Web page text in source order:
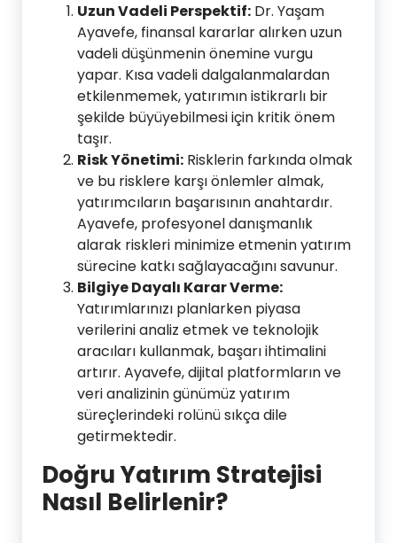
Uzun Vadeli Perspektif: Dr. Yaşam
Ayavefe, finansal kararlar alırken uzun
vadeli düşünmenin önemine vurgu
yapar. Kısa vadeli dalgalanmalardan
etkilenmemek, yatırımın istikrarlı bir
şekilde büyüyebilmesi için kritik önem
taşır.
Risk Yönetimi: Risklerin farkında olmak
ve bu risklere karşı önlemler almak,
yatırımcıların başarısının anahtardır.
Ayavefe, profesyonel danışmanlık
alarak riskleri minimize etmenin yatırım
sürecine katkı sağlayacağını savunur.
Bilgiye Dayalı Karar Verme:
Yatırımlarınızı planlarken piyasa
verilerini analiz etmek ve teknolojik
aracıları kullanmak, başarı ihtimalini
artırır. Ayavefe, dijital platformların ve
veri analizinin günümüz yatırım
süreçlerindeki rolünü sıkça dile
getirmektedir.
Doğru Yatırım Stratejisi
Nasıl Belirlenir?